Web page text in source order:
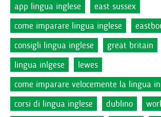
app lingua inglese
east sussex
come imparare lingua inglese
consigli lingua inglese
great britain
lingua inlgese
lewes
come imparare velocemente la lingua
corsi di lingua inglese
dublino